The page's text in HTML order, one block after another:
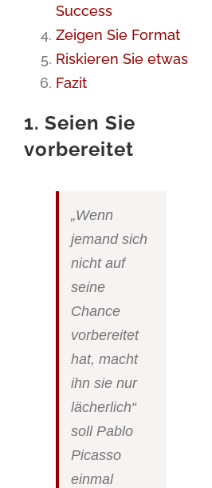
Success
Zeigen Sie Format
Riskieren Sie etwas
Fazit
1. Seien Sie
vorbereitet
„Wenn
jemand sich
nicht auf
seine
Chance
vorbereitet
hat, macht
ihn sie nur
lächerlich“
soll Pablo
Picasso
einmal